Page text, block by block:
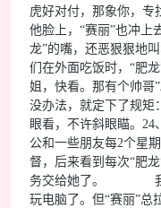
虎好对付，那象你，
他脸上，“赛丽”也冲上
龙”的嘴，还恶狠狠地
们在外面吃饭时，“肥
姐，快看。那有个帅哥
没办法，就定下了规矩
眼看，不许斜眼瞄
公和一些朋友每2个星
督，后来看到每次“肥
务交给她了。 我希
玩电脑了。但“赛丽”总